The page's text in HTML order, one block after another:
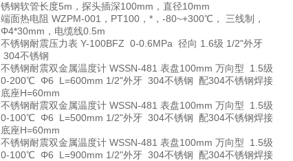
锈钢软管长度5m，探头插深100mm，直径10mm
端面热电阻 WZPM-001，PT100，*，-80~+300℃， 三线制，
Φ4*30mm，电缆线0.5m
不锈钢耐震压力表 Y-100BFZ 0-0.6MPa 径向 1.6级 1/2"外牙
304不锈钢
不锈钢耐震双金属温度计 WSSN-481 表盘100mm 万向型 1.5级
0-200℃ Φ6 L=600mm 1/2"外牙 304不锈钢 配304不锈钢焊接
底座H=60mm
不锈钢耐震双金属温度计 WSSN-481 表盘100mm 万向型 1.5级
0-100℃ Φ6 L=500mm 1/2"外牙 304不锈钢 配304不锈钢焊接
底座H=60mm
不锈钢耐震双金属温度计 WSSN-481 表盘100mm 万向型 1.5级
0-100℃ Φ6 L=900mm 1/2"外牙 304不锈钢 配304不锈钢焊接